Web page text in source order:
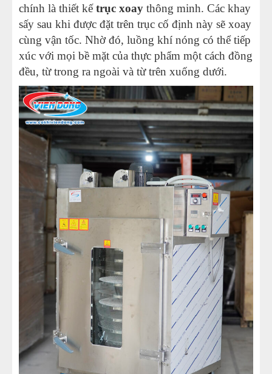
chính là thiết kếtrục xoay thông minh. Các khay
sấy sau khi được đặt trên trục cố định này sẽ xoay
cùng vận tốc. Nhờ đó, luồng khí nóng có thể tiếp
xúc với mọi bề mặt của thực phẩm một cách đồng
đều, từ trong ra ngoài và từ trên xuống dưới.